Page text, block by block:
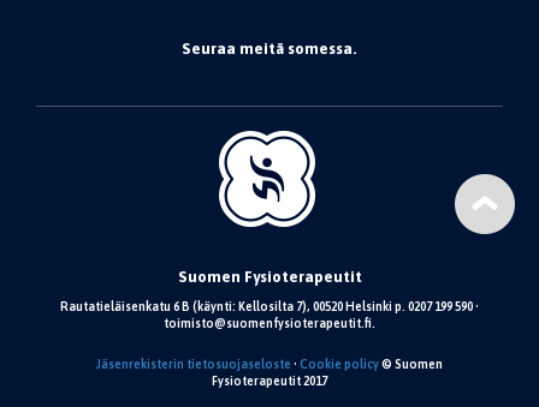
Seuraa meitä somessa.
Suomen Fysioterapeutit
Rautatieläisenkatu 6 B (käynti: Kellosilta 7), 00520 Helsinki p. 0207 199 590 •
toimisto@suomenfysioterapeutit.fi.
Jäsenrekisterin tietosuojaseloste • Cookie policy© Suomen
Fysioterapeutit 2017